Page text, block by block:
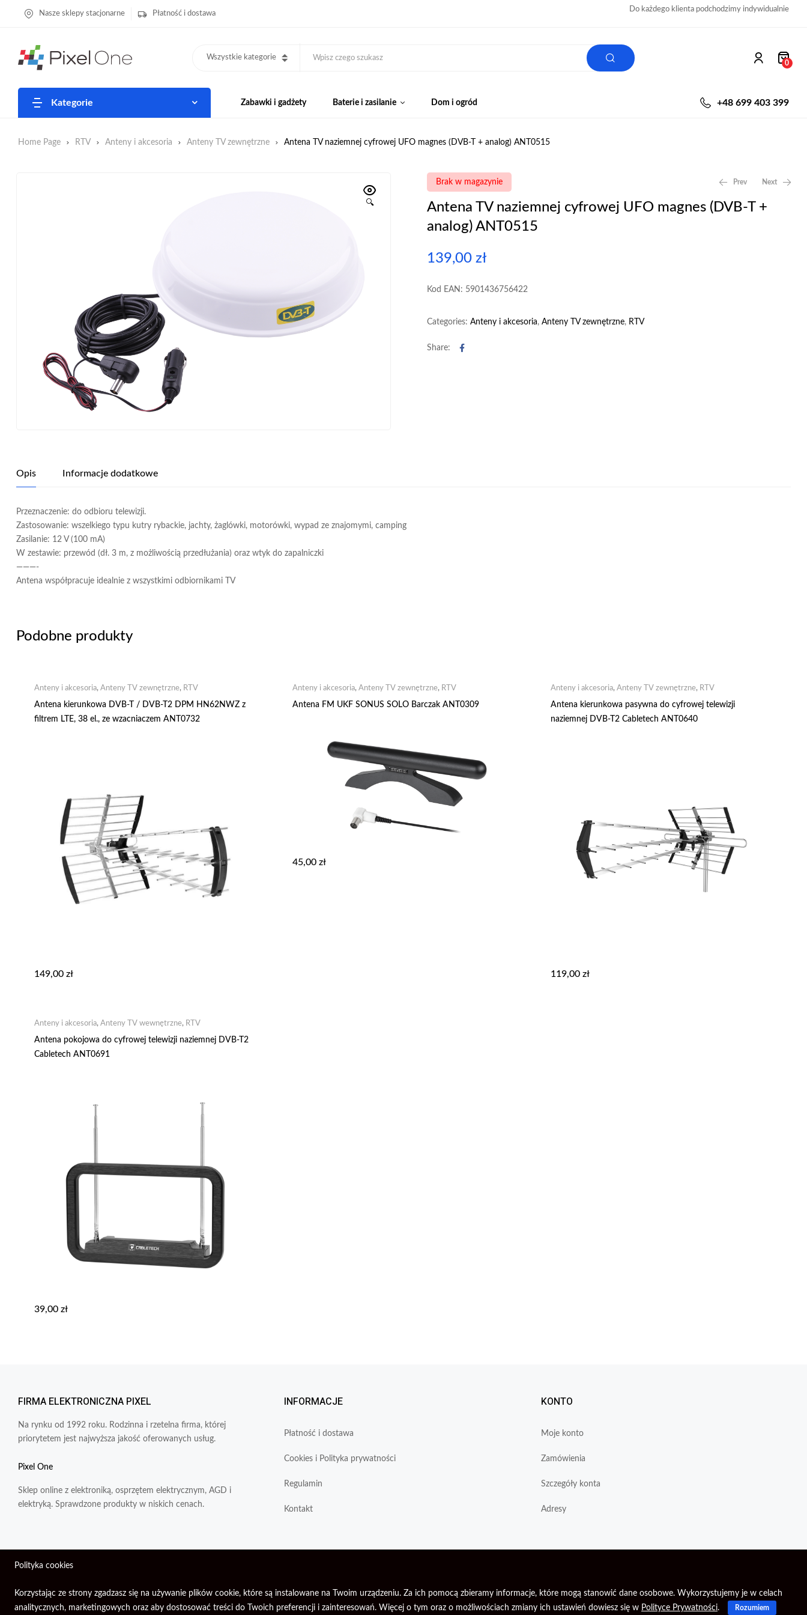
Nasze sklepy stacjonarne Płatność i dostawa Do każdego klienta podchodzimy indywidualnie
Wszystkie kategorie
0
Kategorie Zabawki i gadżety Baterie i zasilanie Dom i ogród +48 699 403 399
Home Page RTV Anteny i akcesoria Anteny TV zewnętrzne Antena TV naziemnej cyfrowej UFO magnes (DVB-T + analog) ANT0515
🔍
Brak w magazynie Prev Next
Antena TV naziemnej cyfrowej UFO magnes (DVB-T +
analog) ANT0515
139,00 zł
Kod EAN: 5901436756422
Categories: Anteny i akcesoria, Anteny TV zewnętrzne, RTV
Share: Facebook
Opis Informacje dodatkowe
Przeznaczenie: do odbioru telewizji.
Zastosowanie: wszelkiego typu kutry rybackie, jachty, żaglówki, motorówki, wypad ze znajomymi, camping
Zasilanie: 12 V (100 mA)
W zestawie: przewód (dł. 3 m, z możliwością przedłużania) oraz wtyk do zapalniczki
———-
Antena współpracuje idealnie z wszystkimi odbiornikami TV
Podobne produkty
Anteny i akcesoria, Anteny TV zewnętrzne, RTV
Antena kierunkowa DVB-T / DVB-T2 DPM HN62NWZ z
filtrem LTE, 38 el., ze wzacniaczem ANT0732
149,00 zł
Anteny i akcesoria, Anteny TV zewnętrzne, RTV
Antena FM UKF SONUS SOLO Barczak ANT0309
45,00 zł
Anteny i akcesoria, Anteny TV zewnętrzne, RTV
Antena kierunkowa pasywna do cyfrowej telewizji
naziemnej DVB-T2 Cabletech ANT0640
119,00 zł
Anteny i akcesoria, Anteny TV wewnętrzne, RTV
Antena pokojowa do cyfrowej telewizji naziemnej DVB-T2
Cabletech ANT0691
39,00 zł
FIRMA ELEKTRONICZNA PIXEL
Na rynku od 1992 roku. Rodzinna i rzetelna firma, której
priorytetem jest najwyższa jakość oferowanych usług.
Pixel One
Sklep online z elektroniką, osprzętem elektrycznym, AGD i
elektryką. Sprawdzone produkty w niskich cenach.
INFORMACJE
Płatność i dostawa
Cookies i Polityka prywatności
Regulamin
Kontakt
KONTO
Moje konto
Zamówienia
Szczegóły konta
Adresy
Wszelkie prawa zastrzeżone © 2026 | Firma Elektroniczna PIXEL.
Polityka cookies
Korzystając ze strony zgadzasz się na używanie plików cookie, które są instalowane na Twoim urządzeniu. Za ich pomocą zbieramy informacje, które mogą stanowić dane osobowe. Wykorzystujemy je w celach
analitycznych, marketingowych oraz aby dostosować treści do Twoich preferencji i zainteresowań. Więcej o tym oraz o możliwościach zmiany ich ustawień dowiesz się w Polityce Prywatności. Rozumiem